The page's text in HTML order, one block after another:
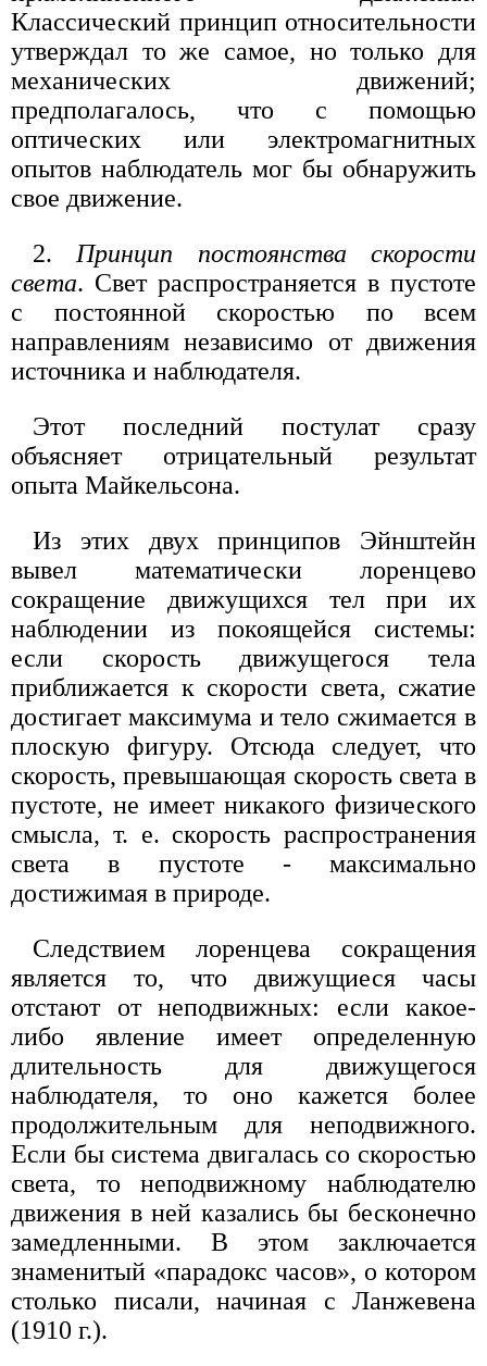
Классический принцип относительности
утверждал то же самое, но только для
механических движений;
предполагалось, что с помощью
оптических или электромагнитных
опытов наблюдатель мог бы обнаружить
свое движение.
2. Принцип постоянства скорости
света. Свет распространяется в пустоте
с постоянной скоростью по всем
направлениям независимо от движения
источника и наблюдателя.
Этот последний постулат сразу
объясняет отрицательный результат
опыта Майкельсона.
Из этих двух принципов Эйнштейн
вывел математически лоренцево
сокращение движущихся тел при их
наблюдении из покоящейся системы:
если скорость движущегося тела
приближается к скорости света, сжатие
достигает максимума и тело сжимается в
плоскую фигуру. Отсюда следует, что
скорость, превышающая скорость света в
пустоте, не имеет никакого физического
смысла, т. е. скорость распространения
света в пустоте - максимально
достижимая в природе.
Следствием лоренцева сокращения
является то, что движущиеся часы
отстают от неподвижных: если какое-
либо явление имеет определенную
длительность для движущегося
наблюдателя, то оно кажется более
продолжительным для неподвижного.
Если бы система двигалась со скоростью
света, то неподвижному наблюдателю
движения в ней казались бы бесконечно
замедленными. В этом заключается
знаменитый «парадокс часов», о котором
столько писали, начиная с Ланжевена
(1910 г.).